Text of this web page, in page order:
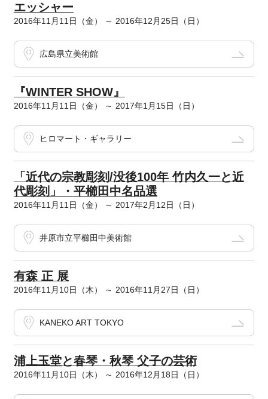
エッシャー
2016年11月11日（金） ～ 2016年12月25日（日）
広島県立美術館
『WINTER SHOW』
2016年11月11日（金） ～ 2017年1月15日（日）
ヒロマート・ギャラリー
「近代の宗教彫刻/没後100年 竹内久一と近
代彫刻」・平櫛田中名品選
2016年11月11日（金） ～ 2017年2月12日（日）
井原市立平櫛田中美術館
有森 正 展
2016年11月10日（木） ～ 2016年11月27日（日）
KANEKO ART TOKYO
浦上玉堂と春琴・秋琴 父子の芸術
2016年11月10日（木） ～ 2016年12月18日（日）